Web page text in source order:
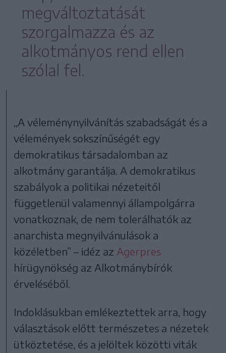
megváltoztatását
szorgalmazza és az
alkotmányos rend ellen
szólal fel.
„A véleménynyilvánítás szabadságát és a
vélemények sokszínűségét egy
demokratikus társadalomban az
alkotmány garantálja. A demokratikus
szabályok a politikai nézeteitől
függetlenül valamennyi állampolgárra
vonatkoznak, de nem tolerálhatók az
anarchista megnyilvánulások a
közéletben” – idéz az Agerpres
hírügynökség az Alkotmánybírók
érveléséből.
Indoklásukban emlékeztettek arra, hogy
választások előtt természetes a nézetek
ütköztetése, és a jelöltek közötti viták